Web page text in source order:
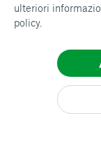
ulteriori
policy.
Detrazioni e
come usufruirne
Whistleblowing
Privacy policy
Cookie policy
Configurazione